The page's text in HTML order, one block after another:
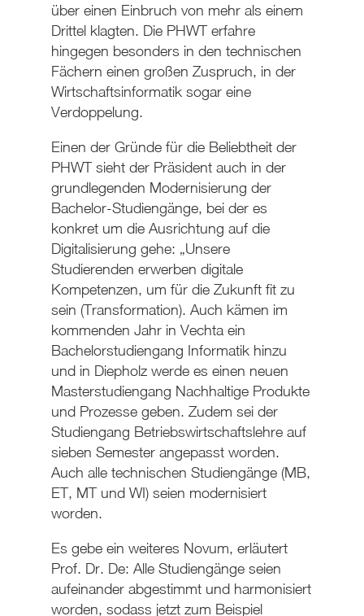
über einen Einbruch von mehr als einem
Drittel klagten. Die PHWT erfahre
hingegen besonders in den technischen
Fächern einen großen Zuspruch, in der
Wirtschaftsinformatik sogar eine
Verdoppelung.
Einen der Gründe für die Beliebtheit der
PHWT sieht der Präsident auch in der
grundlegenden Modernisierung der
Bachelor-Studiengänge, bei der es
konkret um die Ausrichtung auf die
Digitalisierung gehe: „Unsere
Studierenden erwerben digitale
Kompetenzen, um für die Zukunft fit zu
sein (Transformation). Auch kämen im
kommenden Jahr in Vechta ein
Bachelorstudiengang Informatik hinzu
und in Diepholz werde es einen neuen
Masterstudiengang Nachhaltige Produkte
und Prozesse geben. Zudem sei der
Studiengang Betriebswirtschaftslehre auf
sieben Semester angepasst worden.
Auch alle technischen Studiengänge (MB,
ET, MT und WI) seien modernisiert
worden.
Es gebe ein weiteres Novum, erläutert
Prof. Dr. De: Alle Studiengänge seien
aufeinander abgestimmt und harmonisiert
worden, sodass jetzt zum Beispiel